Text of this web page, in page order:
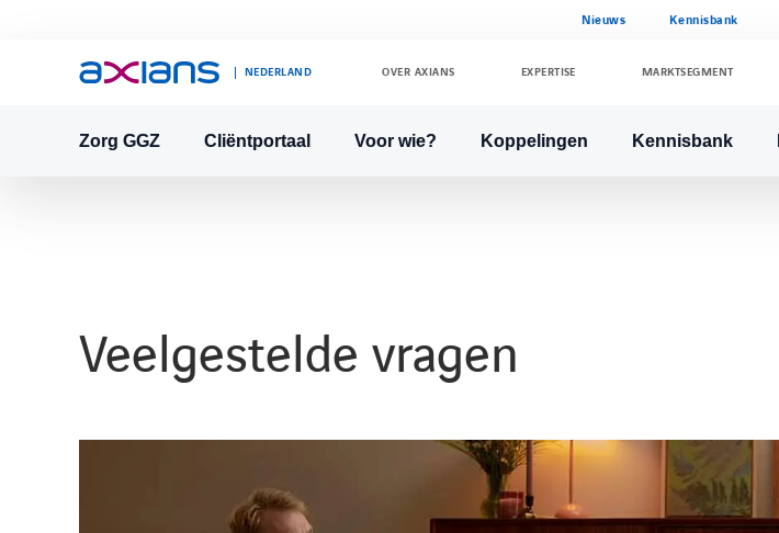
Nieuws Kennisbank
NEDERLAND OVER AXIANS EXPERTISE MARKTSEGMENT
Zorg GGZ Cliëntportaal Voor wie? Koppelingen Kennisbank
Veelgestelde vragen